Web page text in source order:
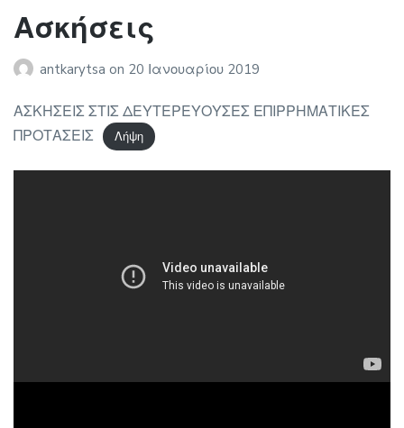
Ασκήσεις
antkarytsa on 20 Ιανουαρίου 2019
ΑΣΚΗΣΕΙΣ ΣΤΙΣ ΔΕΥΤΕΡΕΥΟΥΣΕΣ ΕΠΙΡΡΗΜΑΤΙΚΕΣ
ΠΡΟΤΑΣΕΙΣ
Λήψη